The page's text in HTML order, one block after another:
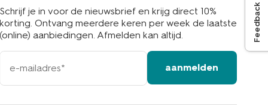
Schrijf je in voor de nieuwsbrief en krijg direct 10%
korting. Ontvang meerdere keren per week de laatste
(online) aanbiedingen. Afmelden kan altijd.
e-
mailadres
aanmelden
Feedback